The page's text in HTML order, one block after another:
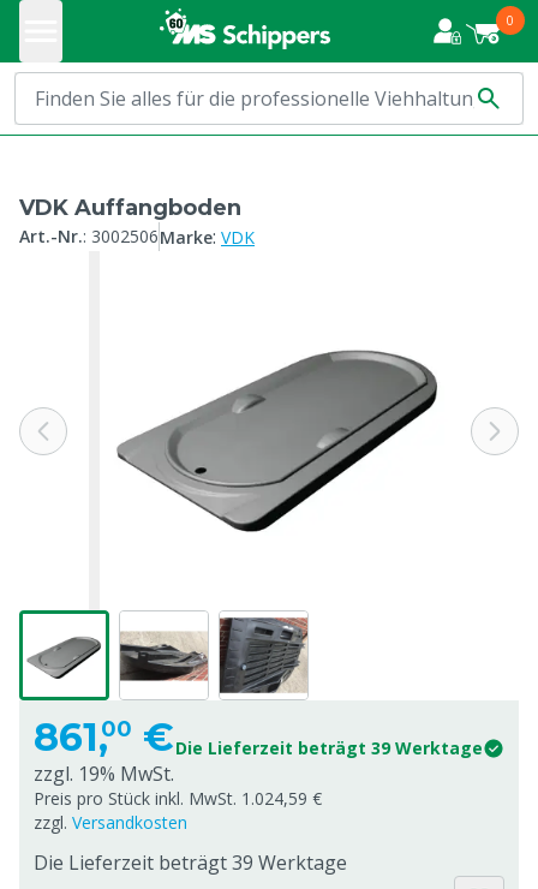
0
VDK Auffangboden
Art.-Nr.: 3002506Marke: VDK
861,00 €Die Lieferzeit beträgt 39 Werktage
zzgl. 19% MwSt.
Preis pro Stück inkl. MwSt. 1.024,59 €
zzgl. Versandkosten
Die Lieferzeit beträgt 39 Werktage